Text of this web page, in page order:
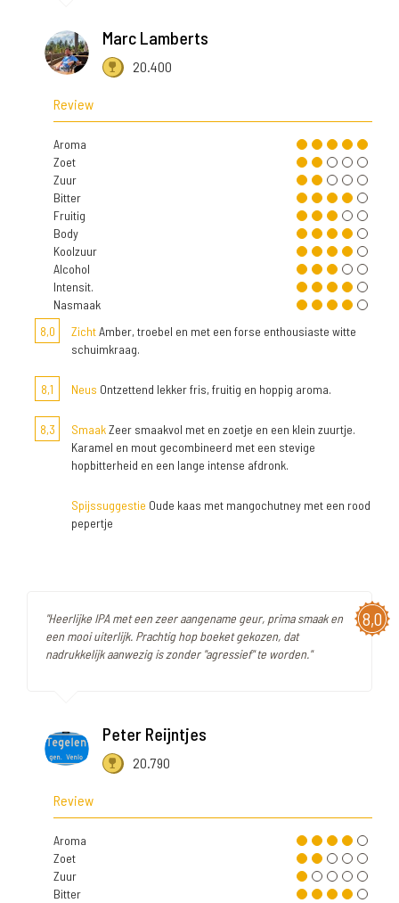
Marc Lamberts
20.400
Review
Aroma
Zoet
Zuur
Bitter
Fruitig
Body
Koolzuur
Alcohol
Intensit.
Nasmaak
8,0
ZichtAmber, troebel en met een forse enthousiaste witte
schuimkraag.
8,1 Neus Ontzettend lekker fris, fruitig en hoppig aroma.
8,3 SmaakZeer smaakvol met en zoetje en een klein zuurtje.
Karamel en mout gecombineerd met een stevige
hopbitterheid en een lange intense afdronk.
Spijssuggestie Oude kaas met mangochutney met een rood
pepertje
8,0
"Heerlijke IPA met een zeer aangename geur, prima smaak en
een mooi uiterlijk. Prachtig hop boeket gekozen, dat
nadrukkelijk aanwezig is zonder "agressief" te worden."
Peter Reijntjes
20.790
Review
Aroma
Zoet
Zuur
Bitter